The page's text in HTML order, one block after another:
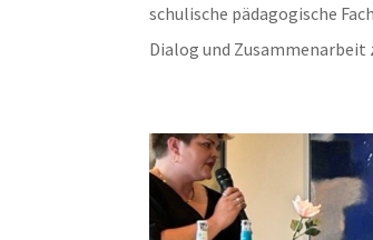
schulische pädagogische
Dialog und Zusammenarbeit